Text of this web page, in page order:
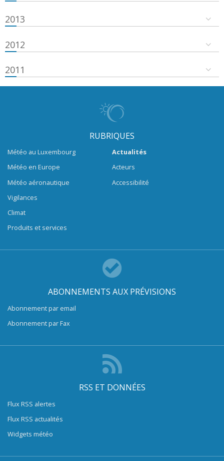
2013
2012
2011
RUBRIQUES
Météo au Luxembourg
Météo en Europe
Météo aéronautique
Vigilances
Climat
Produits et services
Actualités
Acteurs
Accessibilité
ABONNEMENTS AUX PRÉVISIONS
Abonnement par email
Abonnement par Fax
RSS ET DONNÉES
Flux RSS alertes
Flux RSS actualités
Widgets météo